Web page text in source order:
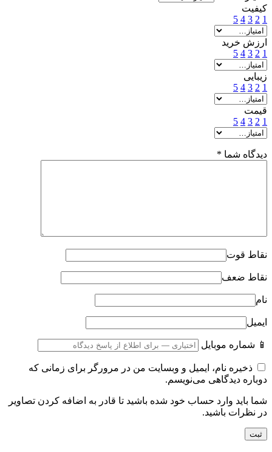
کیفیت
1
2
3
4
5
ارزش خرید
1
2
3
4
5
زیبایی
1
2
3
4
5
قیمت
1
2
3
4
5
دیدگاه شما *
نقاط قوت
نقاط ضعف
نام
ایمیل
📱 شماره موبایل
ذخیره نام، ایمیل و وبسایت من در مرورگر برای زمانی که
دوباره دیدگاهی می‌نویسم.
شما باید وارد حساب خود شده باشید تا قادر به اضافه کردن تصاویر
در نظرات باشید.